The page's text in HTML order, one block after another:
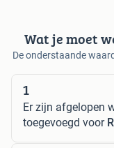
Wat je moet
De onderstaande
1
Er zijn afgelopen
toegevoegd voor